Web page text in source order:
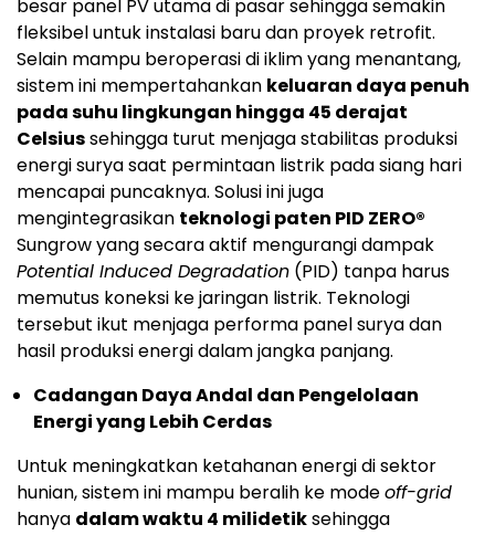
besar panel PV utama di pasar sehingga semakin
fleksibel untuk instalasi baru dan proyek retrofit.
Selain mampu beroperasi di iklim yang menantang,
sistem ini mempertahankan keluaran daya penuh
pada suhu lingkungan hingga 45 derajat
Celsiussehingga turut menjaga stabilitas produksi
energi surya saat permintaan listrik pada siang hari
mencapai puncaknya. Solusi ini juga
mengintegrasikan teknologi paten PID ZERO®
Sungrow yang secara aktif mengurangi dampak
Potential Induced Degradation (PID) tanpa harus
memutus koneksi ke jaringan listrik. Teknologi
tersebut ikut menjaga performa panel surya dan
hasil produksi energi dalam jangka panjang.
Cadangan Daya Andal dan Pengelolaan
Energi yang Lebih Cerdas
Untuk meningkatkan ketahanan energi di sektor
hunian, sistem ini mampu beralih ke modeoff-grid
hanya dalam waktu 4 milidetiksehingga